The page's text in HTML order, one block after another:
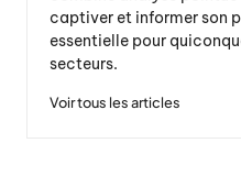
captiver et informer son
essentielle pour
secteurs.
Voir tous les articles